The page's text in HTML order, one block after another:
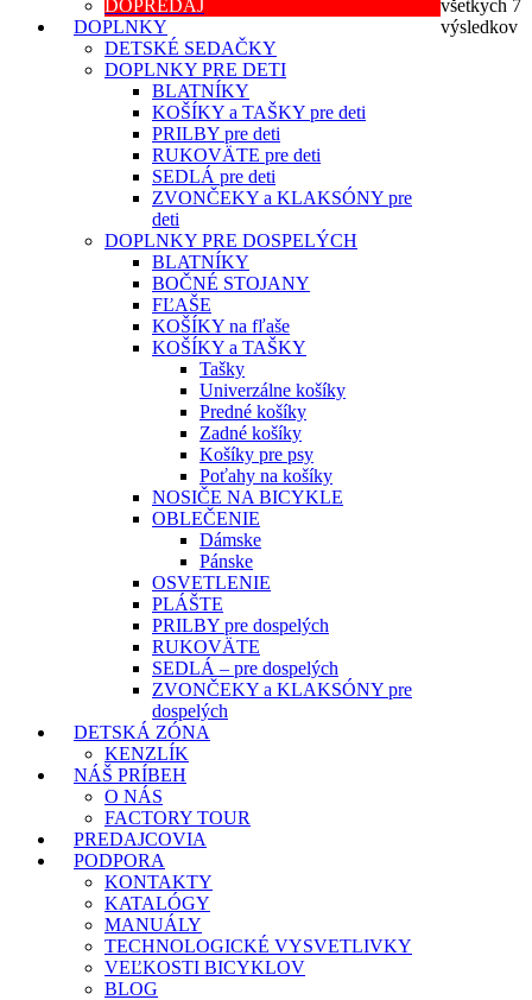
DOPREDAJ
DOPLNKY
DETSKÉ SEDAČKY
DOPLNKY PRE DETI
BLATNÍKY
KOŠÍKY a TAŠKY pre deti
PRILBY pre deti
RUKOVÄTE pre deti
SEDLÁ pre deti
ZVONČEKY a KLAKSÓNY pre
deti
DOPLNKY PRE DOSPELÝCH
BLATNÍKY
BOČNÉ STOJANY
FĽAŠE
KOŠÍKY na fľaše
KOŠÍKY a TAŠKY
Tašky
Univerzálne košíky
Predné košíky
Zadné košíky
Košíky pre psy
Poťahy na košíky
NOSIČE NA BICYKLE
OBLEČENIE
Dámske
Pánske
OSVETLENIE
PLÁŠTE
PRILBY pre dospelých
RUKOVÄTE
SEDLÁ – pre dospelých
ZVONČEKY a KLAKSÓNY pre
dospelých
DETSKÁ ZÓNA
KENZLÍK
NÁŠ PRÍBEH
O NÁS
FACTORY TOUR
PREDAJCOVIA
PODPORA
KONTAKTY
KATALÓGY
MANUÁLY
TECHNOLOGICKÉ VYSVETLIVKY
VEĽKOSTI BICYKLOV
BLOG
všetkych 7
výsledkov